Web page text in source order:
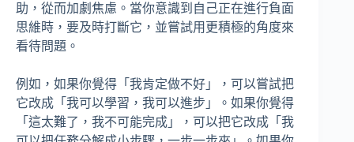
助，從而加劇焦慮。當你意識到自己正在進行負面
思維時，要及時打斷它，並嘗試用更積極的角度來
看待問題。
例如，如果你覺得「我肯定做不好」，可以嘗試把
它改成「我可以學習，我可以進步」。如果你覺得
「這太難了，我不可能完成」，可以把它改成「我